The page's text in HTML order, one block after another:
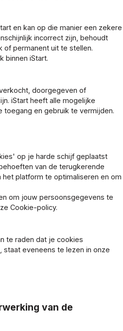
en kan op die manier een zekere
incorrect zijn, behoudt
of permanent uit te stellen.
binnen iStart.
doorgegeven of
iStart heeft alle mogelijke
toegang en gebruik te vermijden.
op je harde schijf geplaatst
van de terugkerende
platform te optimaliseren en om
om jouw persoonsgegevens te
Cookie-policy.
te raden dat je cookies
staat eveneens te lezen in onze
van de